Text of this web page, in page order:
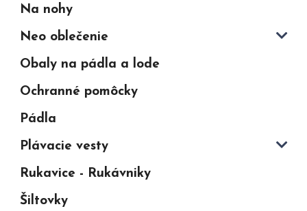
Na nohy
Neo oblečenie
Obaly na pádla a lode
Ochranné pomôcky
Pádla
Plávacie vesty
Rukavice - Rukávniky
Šiltovky